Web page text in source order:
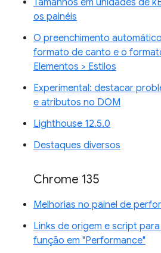
Tamanhos em unidades de
os painéis
O preenchimento
formato de canto e o
Elementos > Estilos
Experimental: destacar
e atributos no DOM
Lighthouse 12.5.0
Destaques diversos
Chrome 135
Melhorias no painel de
Links de origem e script
função em "Performance"